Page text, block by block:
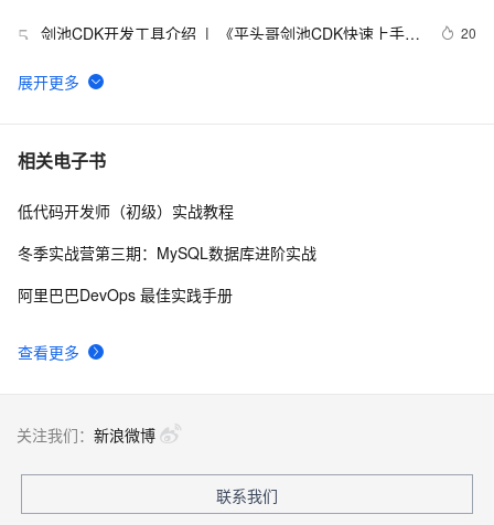
5 剑池CDK开发工具介绍  |  《平头哥剑池CDK快速上手指
20
6 WebAssembly 在 MOSN 中的实践 - 基础框架篇
7 userdel使用说明
8 自己看系统的“系统还原”
相关电子书
查看更多
低代码开发师（初级）实战教程
冬季实战营第三期：MySQL数据库进阶实战
阿里巴巴DevOps 最佳实践手册
关注我们： 新浪微博
联系我们